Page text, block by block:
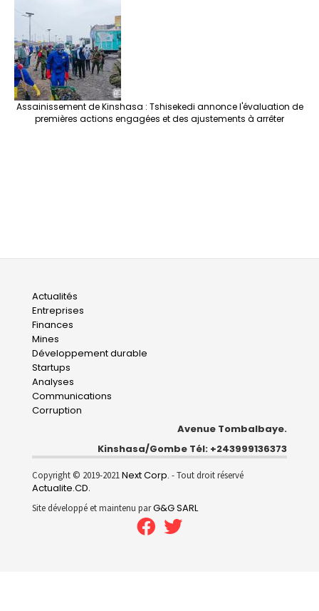
Assainissement de Kinshasa : Tshisekedi annonce l'évaluation de
premières actions engagées et des ajustements à arrêter
Main
navigation
Actualités
Entreprises
Finances
Mines
Développement durable
Startups
Analyses
Communications
Corruption
Avenue Tombalbaye.
Kinshasa/Gombe Tél: +243999136373
Copyright © 2019-2021Next Corp. - Tout droit réservé
Actualite.CD.
Site développé et maintenu parG&G SARL